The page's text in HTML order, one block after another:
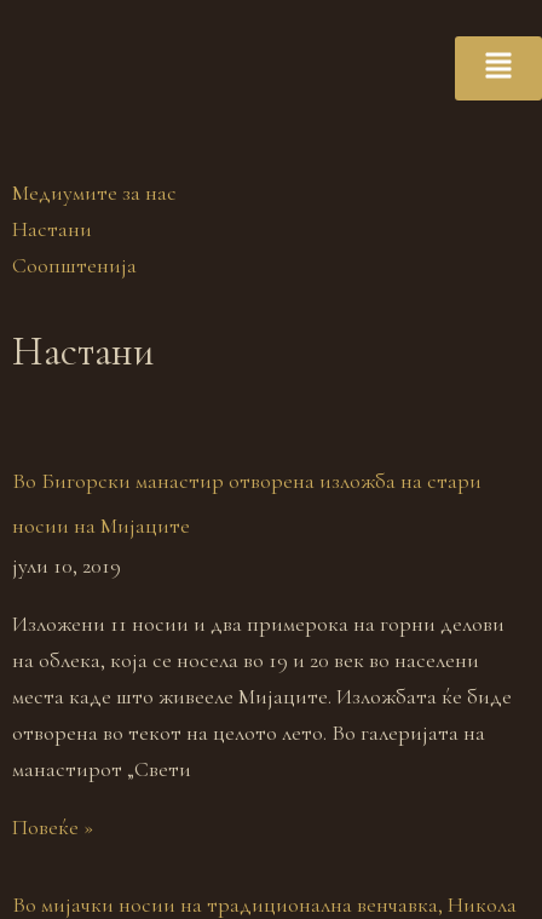
Медиумите за нас
Настани
Соопштенија
Настани
Во Бигорски манастир отворена изложба на стари
носии на Мијаците
јули 10, 2019
Изложени 11 носии и два примерока на горни делови
на облека, која се носела во 19 и 20 век во населени
места каде што живееле Мијаците. Изложбата ќе биде
отворена во текот на целото лето. Во галеријата на
манастирот „Свети
Повеќе »
Во мијачки носии на традиционална венчавка, Никола